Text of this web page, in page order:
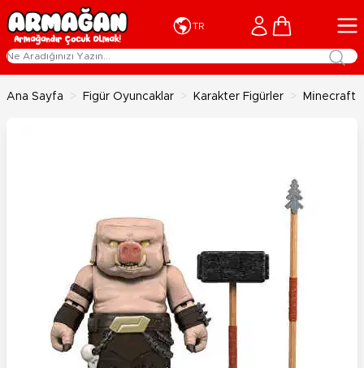
İçeriğe geç
TR Cart
Ana Sayfa > Figür Oyuncaklar > Karakter Figürler > Mi̇necraft